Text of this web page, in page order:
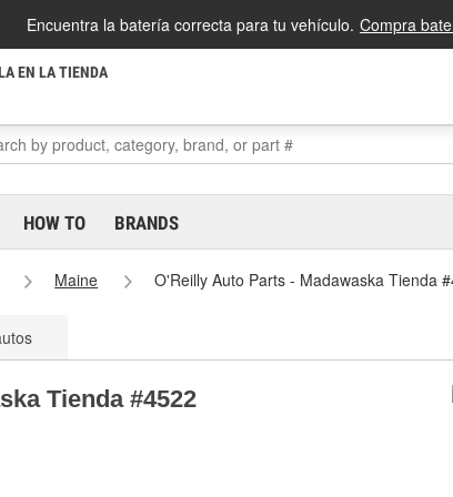
Encuentra la batería correcta para tu vehículo. Compra
EN LA TIENDA
HOW TO BRANDS
Maine O'Reilly Auto Parts - Madawaska Tienda
Tienda #4522